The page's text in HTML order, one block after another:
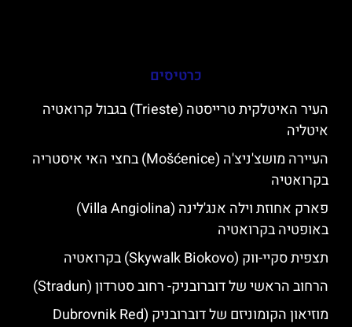
כרטיסים
העיר האיטלקית טרייסטה (Trieste) בגבול קרואטיה
איטליה
העיירה מושצ'ניצ'ה (Mošćenice) בחצי האי איסטריה
בקרואטיה
פארק אחוזת וילה אנג'לינה (Villa Angiolina)
באופטיה בקרואטיה
תצפית סקיי-ווק (Skywalk Biokovo) בקרואטיה
הרחוב הראשי של דוברובניק- רחוב סטרדון (Stradun)
מוזיאון הקומוניזם של דוברובניק (Dubrovnik Red